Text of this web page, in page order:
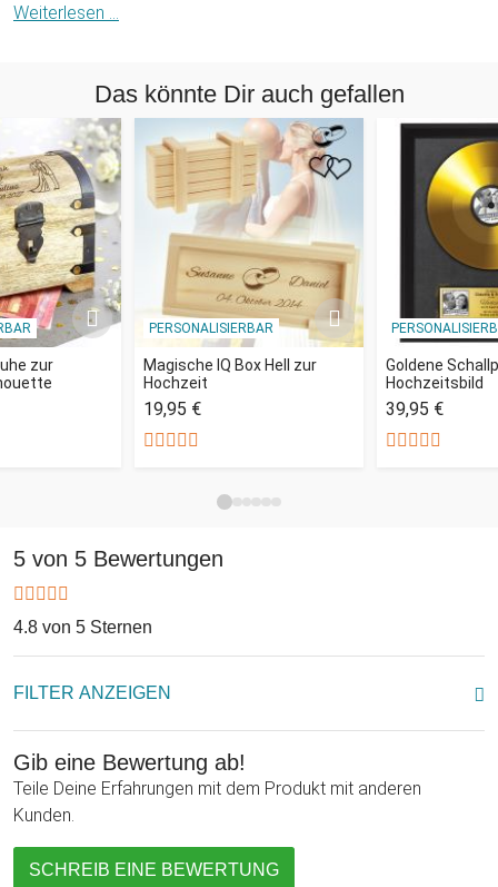
ein verschmitztes Lächeln aufs Gesicht zaubern möchtest,
Hier sieht man auf den ersten Blick, wie man(n) oder frau
vorher hieß und welchen Namen sich das Brautpaar nun
fortan teilt. Auch das Hochzeitsdatum wird natürlich ganz
individuell auf das Ortsschild gedruckt. Bye bye alter Name,
welcome neuer gemeinsamer Name... !
Der Doppelsinn der modischen Ortstafel ist demnach
haargenau auf das anstehende Hochzeitsevent
zugeschnitten. Es handelt sich also um ein ausgefallenes und
passendes Geschenk mit einer ganz persönlichen Widmung
für das angehende Ehepaar! Für die Personalisierung
brauchen wir lediglich die Vornamen und den Nachnamen
des Paares sowie auch das Hochzeitsdatum und schon
Das Aluminiumschild entsteht in den Maßen von 26,5 x 20
cm, was dem herkömmlichen DIN A4-Maß sehr nahe kommt.
Das Ortsschild zum schönsten Tag des Lebens eines Paares
symbolisiert das Erreichen eines neuen Zielortes und ist ein
außergewöhnliches Hochzeitseschenk mit individueller
Widmung.
Weiterlesen ...
Das könnte Dir auch gefallen
zur
PERSONALISIERBAR
Magische IQ Box Hell zur
Hochzeit
19,95 €
Goldene
Hochzeitsbild
39,95 €
5 von 5 Bewertungen
4.8 von 5 Sternen
FILTER ANZEIGEN
Gib eine Bewertung ab!
Teile Deine Erfahrungen mit dem Produkt mit anderen
Kunden.
SCHREIB EINE BEWERTUNG